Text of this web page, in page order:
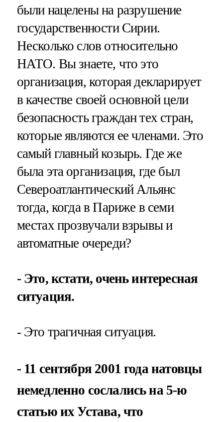
были нацелены на разрушение
государственности Сирии.
Несколько слов относительно
НАТО. Вы знаете, что это
организация, которая декларирует
в качестве своей основной цели
безопасность граждан тех стран,
которые являются ее членами. Это
самый главный козырь. Где же
была эта организация, где был
Североатлантический Альянс
тогда, когда в Париже в семи
местах прозвучали взрывы и
автоматные очереди?
- Это, кстати, очень интересная
ситуация.
- Это трагичная ситуация.
- 11 сентября 2001 года натовцы
немедленно сослались на 5-ю
статью их Устава, что